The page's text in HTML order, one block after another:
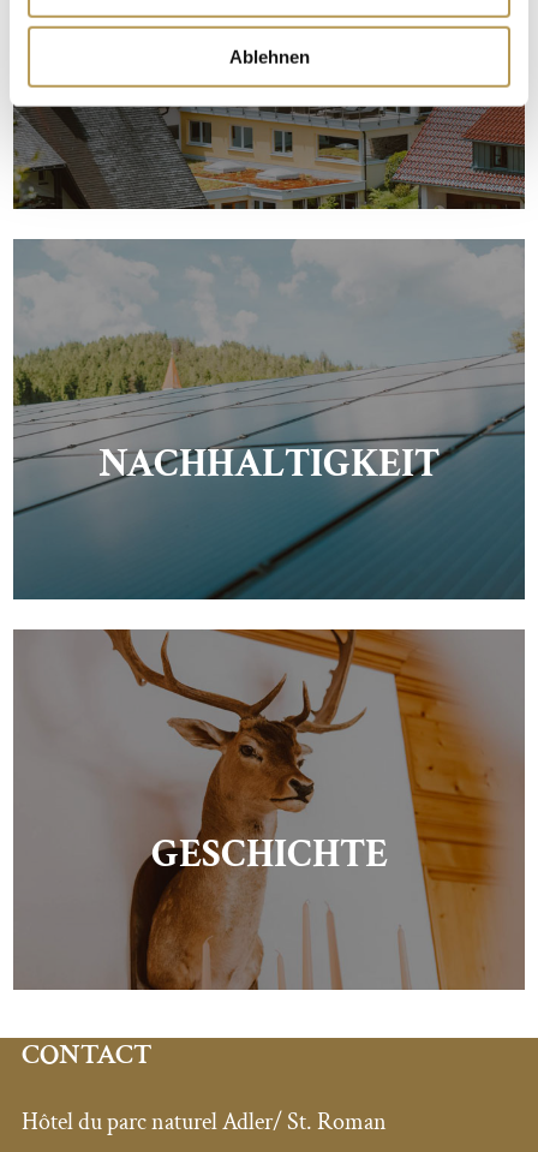
Ablehnen
AUSZEICHNUNGEN
NACHHALTIGKEIT
GESCHICHTE
CONTACT
Hôtel du parc naturel Adler/ St. Roman